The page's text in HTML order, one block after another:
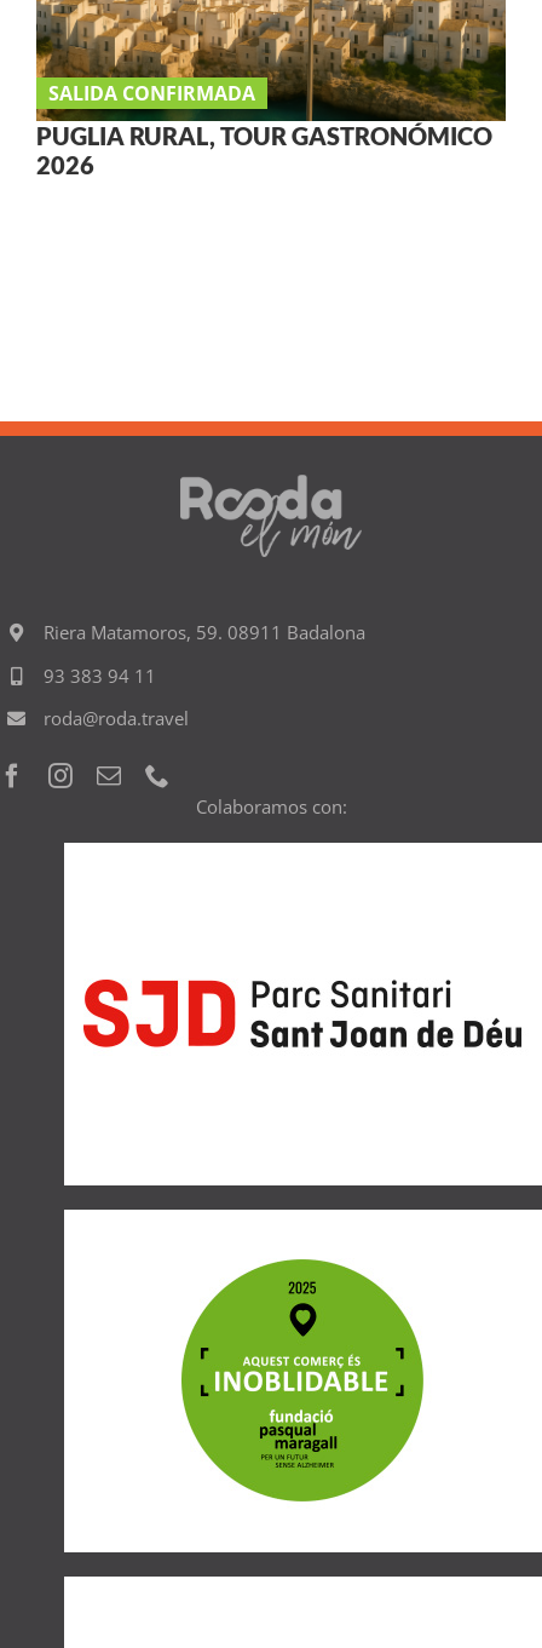
SALIDA CONFIRMADA
PUGLIA RURAL, TOUR GASTRONÓMICO
2026
Riera Matamoros, 59. 08911 Badalona
93 383 94 11
roda@roda.travel
Colaboramos con: